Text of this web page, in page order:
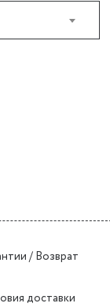
/ Возврат
доставки